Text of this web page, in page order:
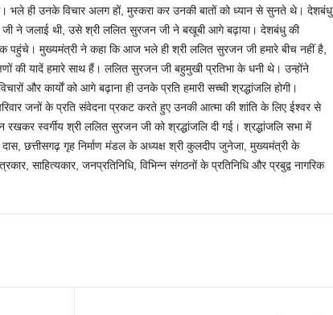
भले ही उनके विचार अलग हों, मुस्करा कर उनकी बातों को ध्यान से सुनते थे। देशबंधु
जी ने जलाई थी, उसे श्री ललित सुरजन जी ने बखूबी आगे बढ़ाया। देशबंधु की
पहुंचे। मुख्यमंत्री ने कहा कि आज भले ही श्री ललित सुरजन जी हमारे बीच नहीं है,
की यादें हमारे साथ हैं। ललित सुरजन जी बहुमुखी प्रतिभा के धनी थे। उन्होंने
और कार्याें को आगे बढ़ाना ही उनके प्रति हमारी सच्ची श्रद्धांजलि होगी।
जनों के प्रति संवेदना प्रकट करते हुए उनकी आत्मा की शांति के लिए ईश्वर से
रखकर स्वर्गीय श्री ललित सुरजन जी को श्रद्धांजलि दी गई। श्रद्धांजलि सभा में
छत्तीसगढ़ गृह निर्माण मंडल के अध्यक्ष श्री कुलदीप जुनेजा, मुख्यमंत्री के
साहित्यकार, जनप्रतिनिधि, विभिन्न संगठनों के प्रतिनिधि और प्रबुद्व नागरिक